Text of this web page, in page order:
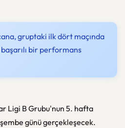
gruptaki ilk dört maçında
bir performans
Ligi B Grubu'nun 5. hafta
günü gerçekleşecek.